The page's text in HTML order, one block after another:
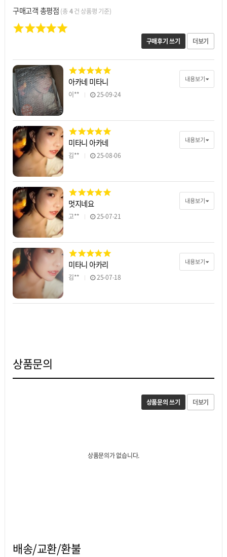
구매고객 총평점 (총4건 상품평 기준)
구매후기 쓰기 더보기
내용보기
아카네 미타니
이** 25-09-24
내용보기
미타니 아카네
김** 25-08-06
내용보기
멋지네요
고** 25-07-21
내용보기
미타니 아카리
김** 25-07-18
상품문의
상품문의 쓰기 더보기
상품문의가 없습니다.
배송/교환/환불